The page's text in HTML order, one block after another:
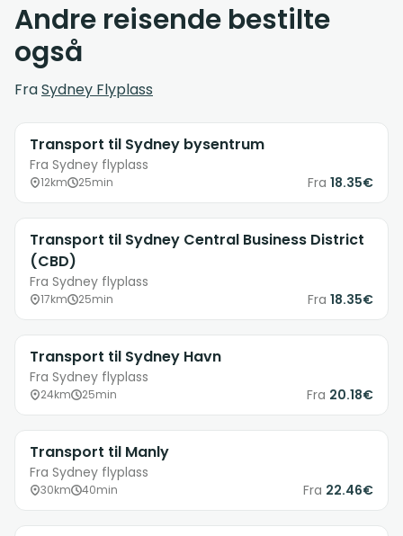
Andre reisende bestilte
også
FraSydney Flyplass
Transport til Sydney bysentrum
Fra Sydney flyplass
12km 25min Fra 18.35€
Transport til Sydney Central Business District
(CBD)
Fra Sydney flyplass
17km 25min Fra 18.35€
Transport til Sydney Havn
Fra Sydney flyplass
24km 25min Fra 20.18€
Transport til Manly
Fra Sydney flyplass
30km 40min Fra 22.46€